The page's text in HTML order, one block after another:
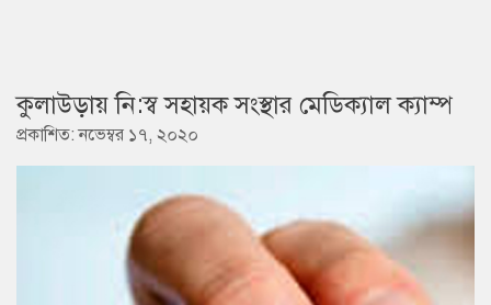
কুলাউড়ায় নি:স্ব সহায়ক সংস্থার মেডিক্যাল ক্যাম্প
প্রকাশিত: নভেম্বর ১৭, ২০২০